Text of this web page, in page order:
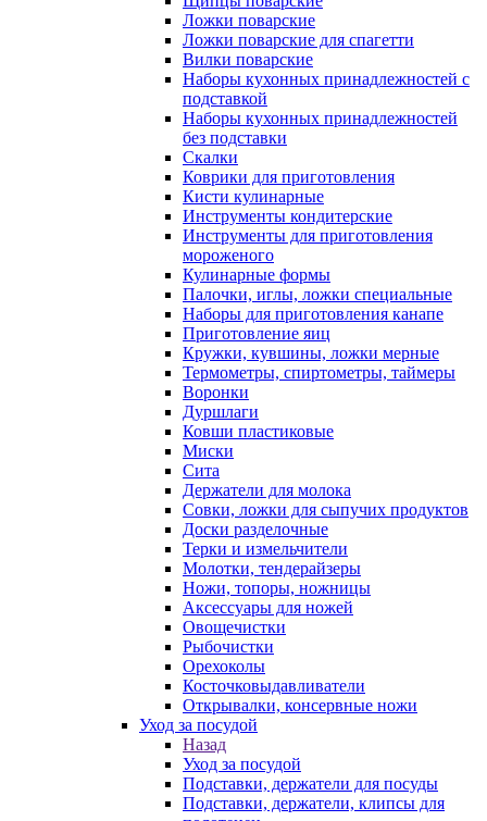
Ложки поварские
Ложки поварские для спагетти
Вилки поварские
Наборы кухонных принадлежностей с
подставкой
Наборы кухонных принадлежностей
без подставки
Скалки
Коврики для приготовления
Кисти кулинарные
Инструменты кондитерские
Инструменты для приготовления
мороженого
Кулинарные формы
Палочки, иглы, ложки специальные
Наборы для приготовления канапе
Приготовление яиц
Кружки, кувшины, ложки мерные
Термометры, спиртометры, таймеры
Воронки
Дуршлаги
Ковши пластиковые
Миски
Сита
Держатели для молока
Совки, ложки для сыпучих продуктов
Доски разделочные
Терки и измельчители
Молотки, тендерайзеры
Ножи, топоры, ножницы
Аксессуары для ножей
Овощечистки
Рыбочистки
Орехоколы
Косточковыдавливатели
Открывалки, консервные ножи
Уход за посудой
Назад
Уход за посудой
Подставки, держатели для посуды
Подставки, держатели, клипсы для